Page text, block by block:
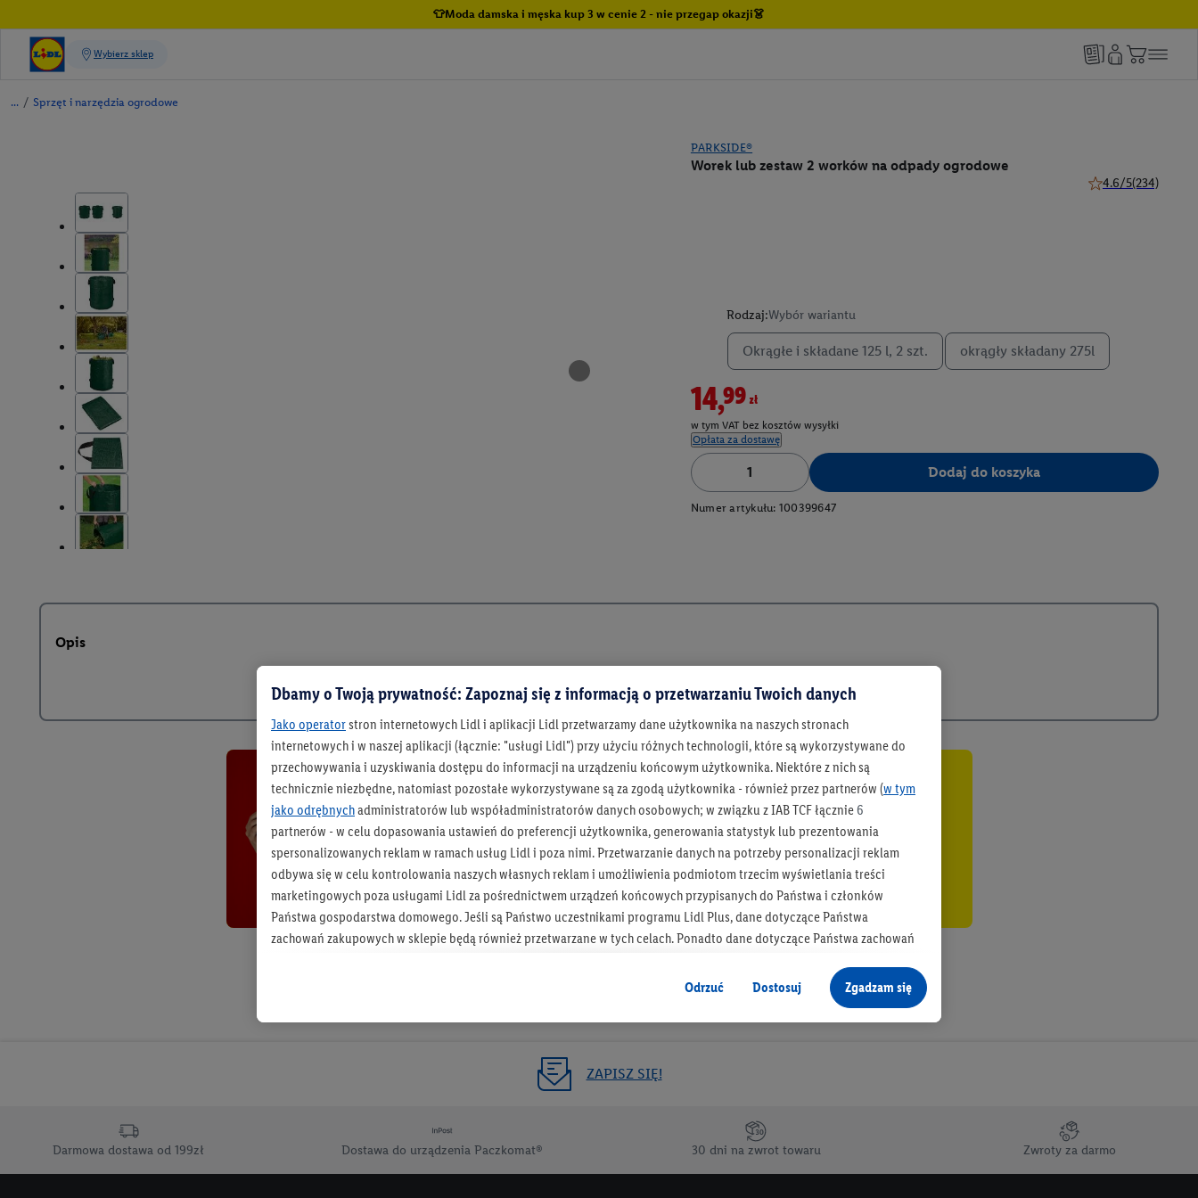
👕Moda damska i męska kup 3 w cenie 2 - nie przegap okazji👗
/ Sprzęt i narzędzia ogrodowe
PARKSIDE®
Worek lub zestaw 2 worków na odpady ogrodowe
4.6/5(234)
Rodzaj:Wybór wariantu
Okrągłe i składane 125 l, 2 szt. okrągły składany 275l
14,99zł
w tym VAT bez kosztów wysyłki
Opłata za dostawę
Dodaj do koszyka
Numer artykułu: 100399647
Opis
Bądź na bieżąco
Otrzymuj newsletter Lidla
Zapisz się!
ZAPISZ SIĘ!
Darmowa dostawa od 199zł Dostawa do urządzenia Paczkomat® 30 dni na zwrot towaru Zwroty za darmo
Dbamy o Twoją prywatność: Zapoznaj się z informacją o przetwarzaniu Twoich danych
Jako operatorstron internetowych Lidl i aplikacji Lidl przetwarzamy dane użytkownika na naszych stronach
internetowych i w naszej aplikacji (łącznie: "usługi Lidl") przy użyciu różnych technologii, które są wykorzystywane do
przechowywania i uzyskiwania dostępu do informacji na urządzeniu końcowym użytkownika. Niektóre z nich są
technicznie niezbędne, natomiast pozostałe wykorzystywane są za zgodą użytkownika - również przez partnerów (w tym
jako odrębnychadministratorów lub współadministratorów danych osobowych; w związku z IAB TCF łącznie 6
partnerów - w celu dopasowania ustawień do preferencji użytkownika, generowania statystyk lub prezentowania
spersonalizowanych reklam w ramach usług Lidl i poza nimi. Przetwarzanie danych na potrzeby personalizacji reklam
odbywa się w celu kontrolowania naszych własnych reklam i umożliwienia podmiotom trzecim wyświetlania treści
marketingowych poza usługami Lidl za pośrednictwem urządzeń końcowych przypisanych do Państwa i członków
Państwa gospodarstwa domowego. Jeśli są Państwo uczestnikami programu Lidl Plus, dane dotyczące Państwa
zachowań zakupowych w sklepie będą również przetwarzane w tych celach. Ponadto dane dotyczące Państwa zachowań
jako niezależny administrator danych
Tworzenie spersonalizowanych reklam opiera się na generowaniu profili, które są również wzbogacane o dane z innych
informacji z konta klienta - np. wieku lub płci - a także dokładnych danych dotyczących lokalizacji), również przez różne
urządzenia końcowe i usługi Lidl, w tym przechowywanie lub uzyskiwanie dostępu do informacji na urządzeniach
przetwarzanie odbywa się również w celu pomiaru wydajności/skuteczności reklamy, badania grup docelowych,
opracowywania ofert oraz zapewnienia bezpieczeństwa technicznego i optymalizacji wyświetlania konkretnych treści.
Odrzuć Dostosuj Zgadzam się